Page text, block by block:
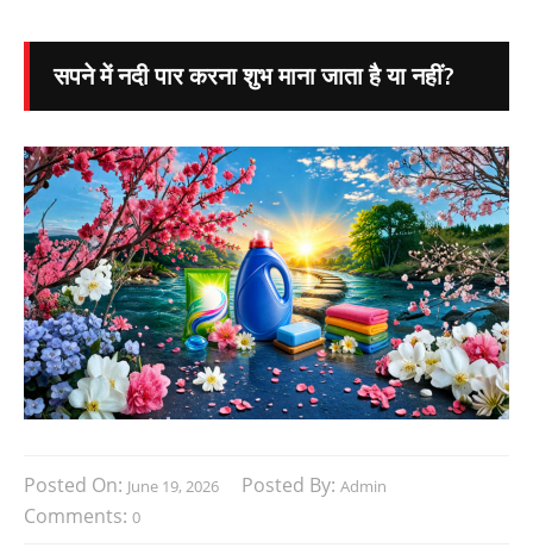
सपने में नदी पार करना शुभ माना जाता है या नहीं?
Posted On: June 19, 2026 Posted By: Admin
Comments: 0